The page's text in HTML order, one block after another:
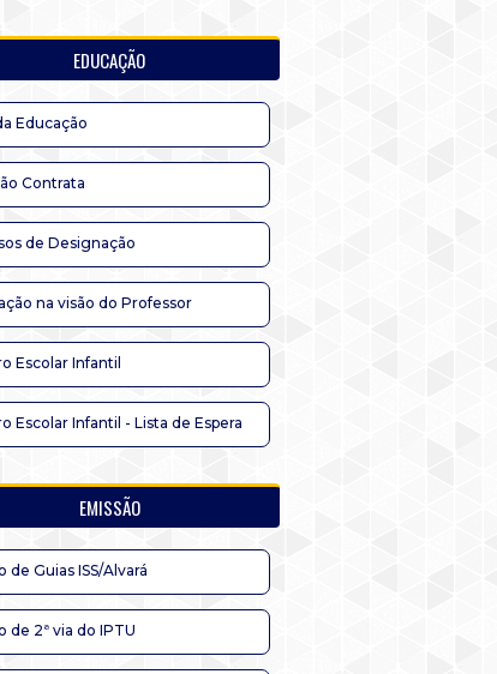
EDUCAÇÃO
Educação
Contrata
de Designação
na visão do Professor
Escolar Infantil
Escolar Infantil - Lista de Espera
EMISSÃO
de Guias ISS/Alvará
de 2ª via do IPTU